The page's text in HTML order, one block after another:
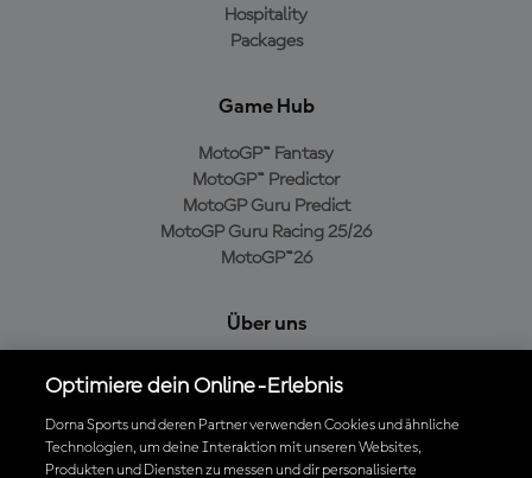
Hospitality
Packages
Game Hub
MotoGP™ Fantasy
MotoGP™ Predictor
MotoGP Guru Predict
MotoGP Guru Racing 25/26
MotoGP™26
Über uns
Cookie-Richtlinien
Geschäftsbedingungen
Datenschutzrichtlinien
Optimiere dein Online-Erlebnis
Dorna Sports und deren Partner verwenden Cookies und ähnliche
Technologien, um deine Interaktion mit unseren Websites,
Produkten und Diensten zu messen und dir personalisierte